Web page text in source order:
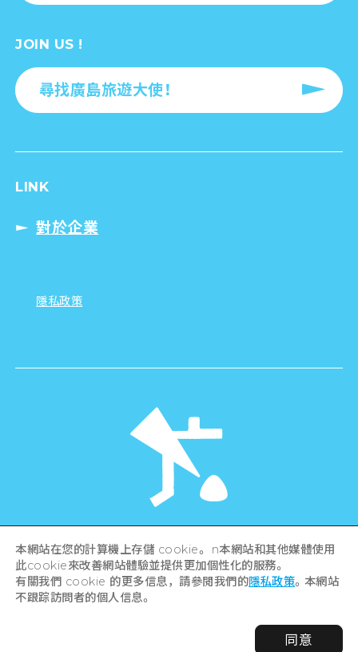
JOIN US !
尋找廣島旅遊大使！
LINK
對於企業
隱私政策
Hiroshima Prefecture / Hiroshima City .
All rights reserved
本網站在您的計算機上存儲 cookie。 n本網站和其他媒體使用
此cookie來改善網站體驗並提供更加個性化的服務。
有關我們 cookie 的更多信息，請參閱我們的隱私政策。本網站
不跟踪訪問者的個人信息。
同意